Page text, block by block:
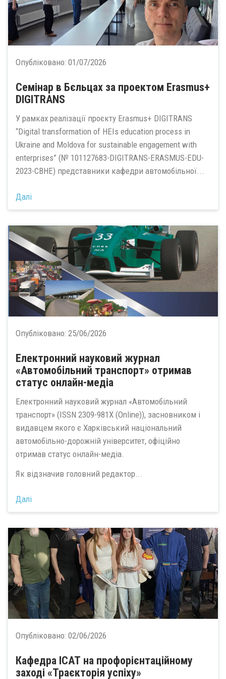
Опубліковано: 01/07/2026
Семінар в Бєльцах за проектом Erasmus+
DIGITRANS
У рамках реалізації проєкту Erasmus+ DIGITRANS
“Digital transformation of HEIs education process in
Ukraine and Moldova for sustainable engagement with
enterprises” (№ 101127683-DIGITRANS-ERASMUS-EDU-
2023-CBHE) представники кафедри автомобільної...
Далі
Опубліковано: 25/06/2026
Електронний науковий журнал
«Автомобільний транспорт» отримав
статус онлайн-медіа
Електронний науковий журнал «Автомобільний
транспорт» (ISSN 2309-981X (Online)), засновником і
видавцем якого є Харківський національний
автомобільно-дорожній університет, офіційно
отримав статус онлайн-медіа.
Як відзначив головний редактор...
Далі
Опубліковано: 02/06/2026
Кафедра ІСАТ на профорієнтаційному
заході «Траєкторія успіху»